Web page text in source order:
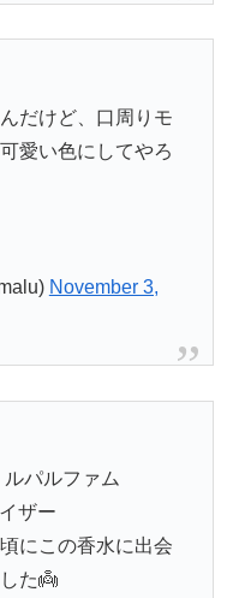
だけど、口周りモ
愛い色にしてやろ
November 3,
パルファム
ザー
にこの香水に出会
た👼